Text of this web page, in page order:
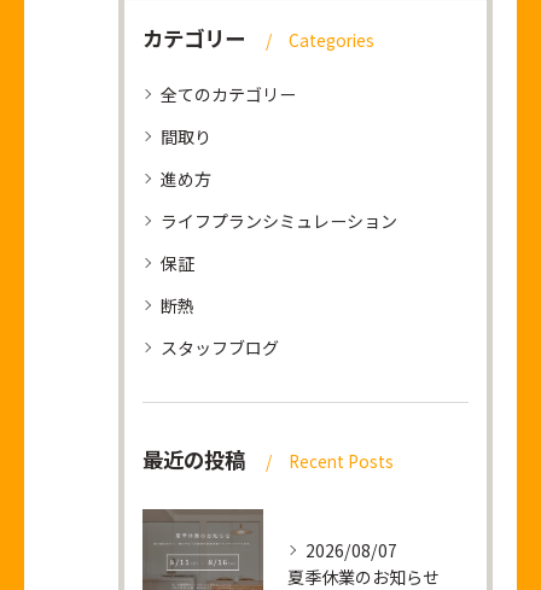
カテゴリー Categories
全てのカテゴリー
間取り
進め方
ライフプランシミュレーション
保証
断熱
スタッフブログ
最近の投稿 Recent Posts
2026/08/07
夏季休業のお知らせ